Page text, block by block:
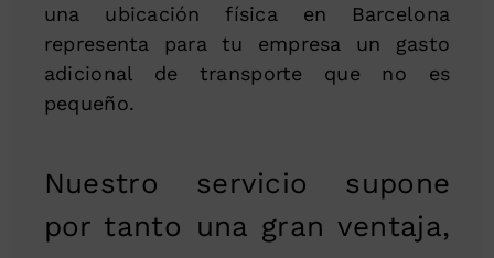
una ubicación física en Barcelona
representa para tu empresa un gasto
adicional de transporte que no es
pequeño.
Nuestro servicio supone
por tanto una gran ventaja,